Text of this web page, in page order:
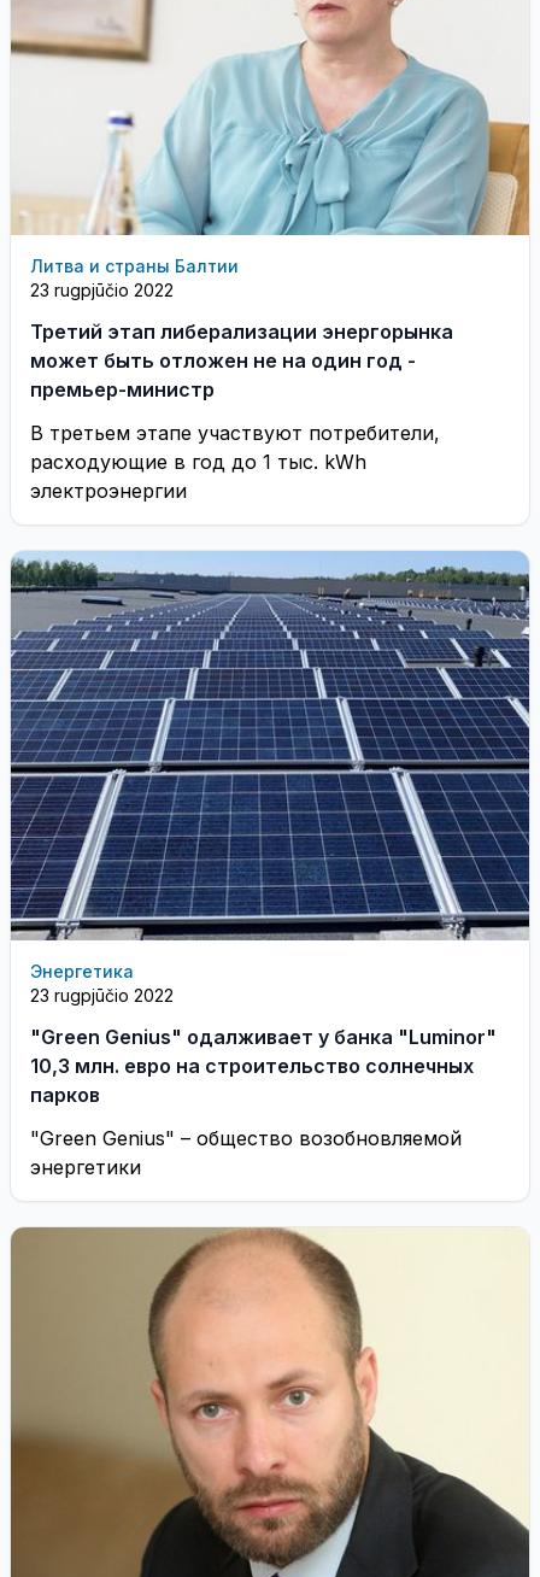
Литва и страны Балтии
23 rugpjūčio 2022
Третий этап либерализации энергорынка
может быть отложен не на один год -
премьер-министр
В третьем этапе участвуют потребители,
расходующие в год до 1 тыс. kWh
электроэнергии
Энергетика
23 rugpjūčio 2022
"Green Genius" одалживает у банка "Luminor"
10,3 млн. евро на строительство солнечных
парков
"Green Genius" – общество возобновляемой
энергетики